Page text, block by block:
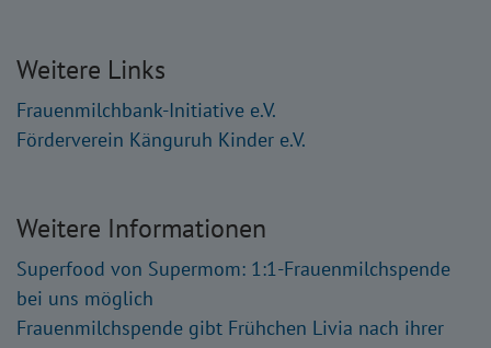
Weitere Links
Frauenmilchbank-Initiative e.V.
Förderverein Känguruh Kinder e.V.
Weitere Informationen
Superfood von Supermom: 1:1-Frauenmilchspende
bei uns möglich
Frauenmilchspende gibt Frühchen Livia nach ihrer